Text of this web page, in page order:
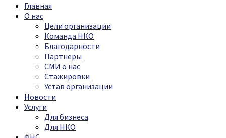
Главная
О нас
Цели организации
Команда НКО
Благодарности
Партнеры
СМИ о нас
Стажировки
Устав организации
Новости
Услуги
Для бизнеса
Для НКО